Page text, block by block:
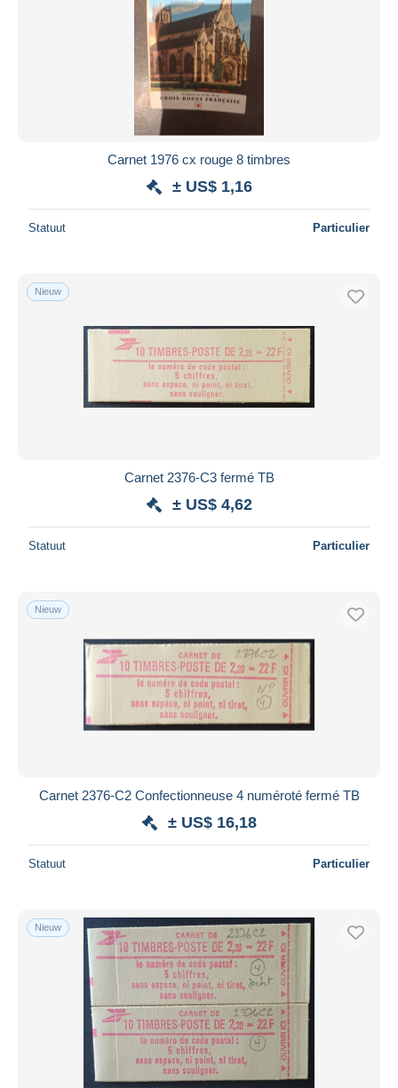
Carnet 1976 cx rouge 8 timbres
± US$ 1,16
Statuut Particulier
Nieuw
Carnet 2376-C3 fermé TB
± US$ 4,62
Statuut Particulier
Nieuw
Carnet 2376-C2 Confectionneuse 4 numéroté fermé TB
± US$ 16,18
Statuut Particulier
Nieuw